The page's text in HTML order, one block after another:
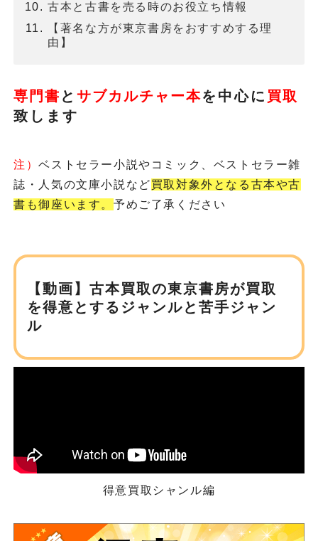
古本と古書を売る時のお役立ち情報
【著名な方が東京書房をおすすめする理
由】
専門書 とサブカルチャー本を 中心に 買取
致します
注）ベストセラー小説やコミック、ベストセラー雑
誌・人気の文庫小説など買取対象外となる古本や古
書も御座います。 予めご了承ください
【動画】古本買取の東京書房が買取
を得意とするジャンルと苦手ジャン
ル
得意買取シャンル編